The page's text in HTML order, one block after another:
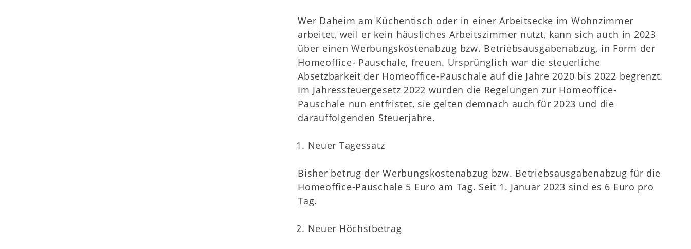
Wer Daheim am Küchentisch oder in einer Arbeitsecke im Wohnzimmer
arbeitet, weil er kein häusliches Arbeitszimmer nutzt, kann sich auch in 2023
über einen Werbungskostenabzug bzw. Betriebsausgabenabzug, in Form der
Homeoffice- Pauschale, freuen. Ursprünglich war die steuerliche
Absetzbarkeit der Homeoffice-Pauschale auf die Jahre 2020 bis 2022 begrenzt.
Im Jahressteuergesetz 2022 wurden die Regelungen zur Homeoffice-
Pauschale nun entfristet, sie gelten demnach auch für 2023 und die
darauffolgenden Steuerjahre.
Neuer Tagessatz
Bisher betrug der Werbungskostenabzug bzw. Betriebsausgabenabzug für die
Homeoffice-Pauschale 5 Euro am Tag. Seit 1. Januar 2023 sind es 6 Euro pro
Tag.
Neuer Höchstbetrag